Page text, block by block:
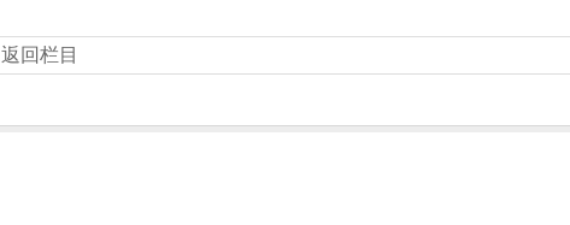
返回栏目